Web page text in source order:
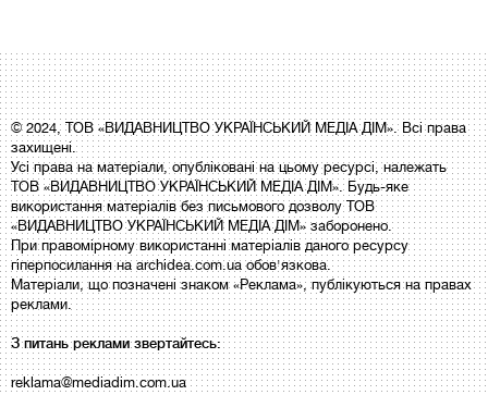
© 2024, ТОВ «ВИДАВНИЦТВО УКРАЇНСЬКИЙ МЕДІА ДІМ». Всі права
захищені.
Усі права на матеріали, опубліковані на цьому ресурсі, належать
ТОВ «ВИДАВНИЦТВО УКРАЇНСЬКИЙ МЕДІА ДІМ». Будь-яке
використання матеріалів без письмового дозволу ТОВ
«ВИДАВНИЦТВО УКРАЇНСЬКИЙ МЕДІА ДІМ» заборонено.
При правомірному використанні матеріалів даного ресурсу
гіперпосилання на archidea.com.ua обов'язкова.
Матеріали, що позначені знаком «Реклама», публікуються на правах
реклами.
З питань реклами звертайтесь:
reklama@mediadim.com.ua